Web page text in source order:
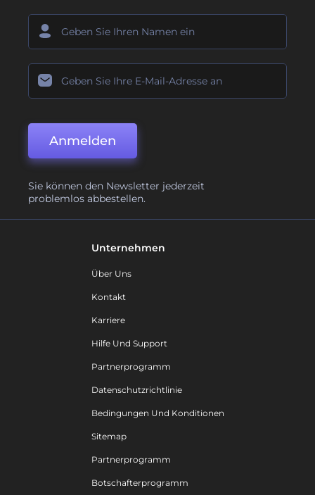
Anmelden
Sie können den Newsletter jederzeit
problemlos abbestellen.
Unternehmen
Über Uns
Kontakt
Karriere
Hilfe Und Support
Partnerprogramm
Datenschutzrichtlinie
Bedingungen Und Konditionen
Sitemap
Partnerprogramm
Botschafterprogramm